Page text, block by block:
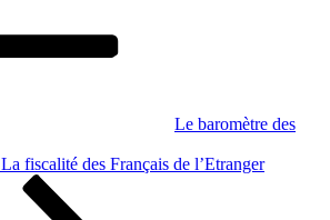
Le baromètre des
La fiscalité des Français de l’Etranger